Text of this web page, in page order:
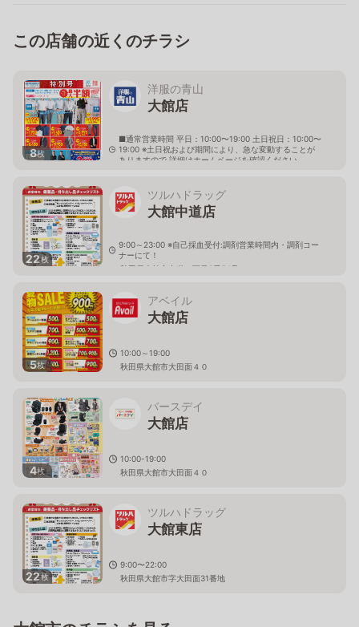
この店舗の近くのチラシ
8枚
洋服の青山
大館店
■通常営業時間 平日：10:00〜19:00 土日祝日：10:00〜
19:00 ※土日祝および期間により、急な変動することが
ありますので 詳細はホームページを確認ください
22枚
ツルハドラッグ
大館中道店
9:00～23:00 ※自己採血受付:調剤営業時間内・調剤コー
ナーにて！
秋田県大館市中道二丁目2番54号
5枚
アベイル
大館店
10:00～19:00
秋田県大館市大田面４０
4枚
バースデイ
大館店
10:00-19:00
秋田県大館市大田面４０
22枚
ツルハドラッグ
大館東店
9:00〜22:00
秋田県大館市字大田面31番地